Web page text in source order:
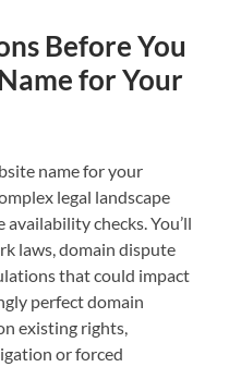
Before You
for Your
name for your
legal landscape
checks. You’ll
laws, domain dispute
that could impact
perfect domain
existing rights,
or forced